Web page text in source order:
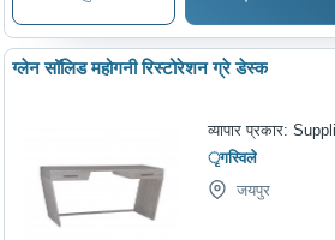
ग्लेन सॉलिड महोगनी रिस्टोरेशन ग्रे डेस्क
व्यापार प्रकार:
ृगस्विले
जयपुर